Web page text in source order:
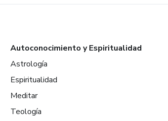
Autoconocimiento y Espiritualidad
Astrología
Espiritualidad
Meditar
Teología